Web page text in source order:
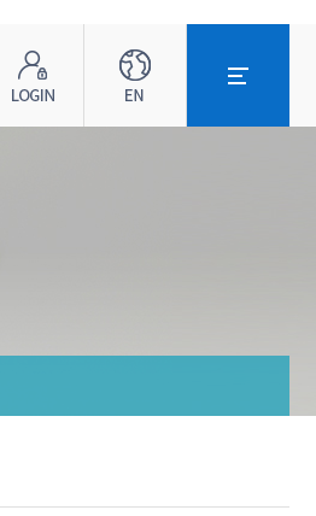
그
인
메